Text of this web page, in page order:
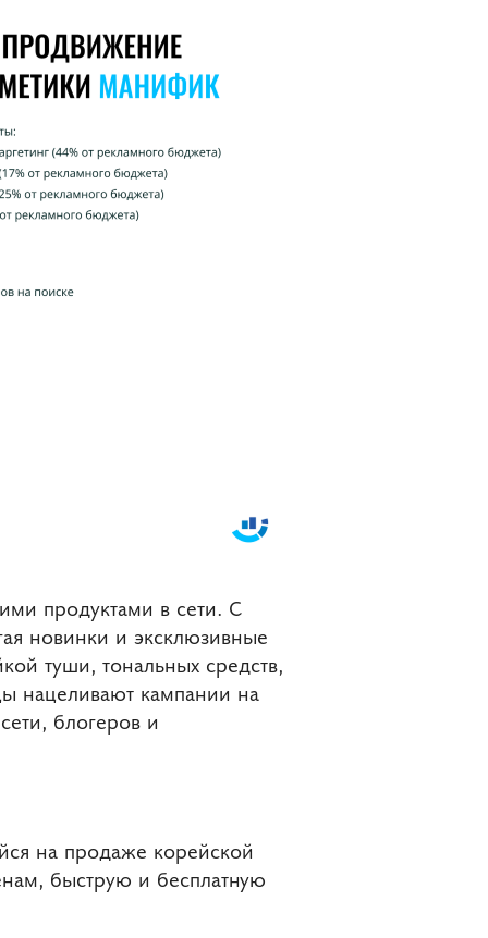
продуктами в сети. С
новинки и эксклюзивные
туши, тональных средств,
нацеливают кампании на
блогеров и
на продаже корейской
быструю и бесплатную